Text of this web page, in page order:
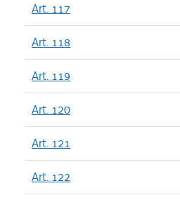
Art. 117
Art. 118
Art. 119
Art. 120
Art. 121
Art. 122